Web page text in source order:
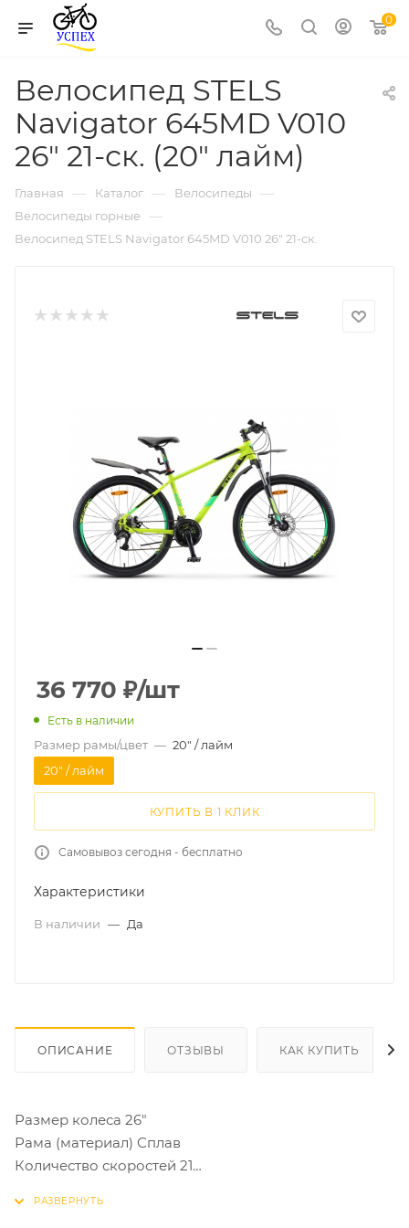
0
Велосипед STELS
Navigator 645MD V010
26" 21-ск. (20" лайм)
Главная — Каталог — Велосипеды —
Велосипеды горные —
Велосипед STELS Navigator 645MD V010 26" 21-ск.
36 770 ₽/шт
Есть в наличии
Размер рамы/цвет — 20" / лайм
20" / лайм
КУПИТЬ В 1 КЛИК
Самовывоз сегодня - бесплатно
Характеристики
В наличии — Да
ОПИСАНИЕ ОТЗЫВЫ КАК КУПИТЬ
Размер колеса 26"
Рама (материал) Сплав
Количество скоростей 21